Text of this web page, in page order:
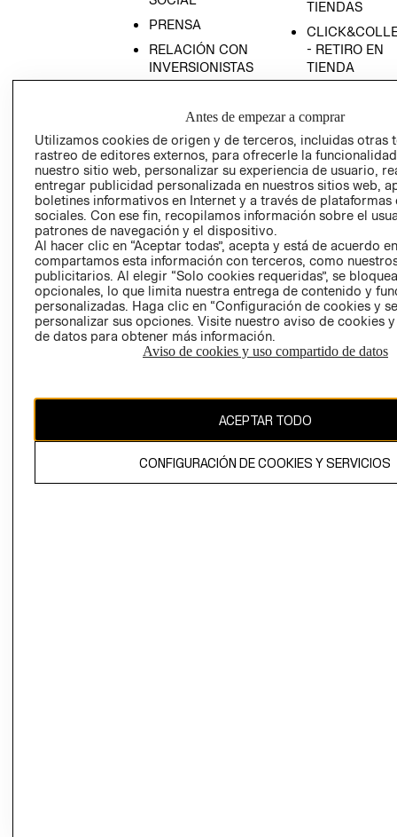
PRENSA
RELACIÓN CON
INVERSIONISTAS
EMPRESARIAL
TIENDAS
- RETIRO EN
TIENDA
AVISO DE
PRIVACIDAD
GIFT CARD
AVISO DE
COOKIES
Uruguay ($U)
El contenido de esta página web está protegido por copyright y es
propiedad de H&M Hennes & Mauritz AB.
Antes de empezar a comprar
Utilizamos cookies de origen y de terceros, incluidas otras
rastreo de editores externos, para ofrecerle la
nuestro sitio web, personalizar su experiencia de usuario,
entregar publicidad personalizada en nuestros sitios web,
boletines informativos en Internet y a través de plataformas
sociales. Con ese fin, recopilamos información sobre el
patrones de navegación y el dispositivo.
Al hacer clic en “Aceptar todas”, acepta y está de acuerdo
compartamos esta información con terceros, como
publicitarios. Al elegir “Solo cookies requeridas”, se
opcionales, lo que limita nuestra entrega de contenido y
personalizadas. Haga clic en “Configuración de cookies y
personalizar sus opciones. Visite nuestro aviso de cookies
de datos para obtener más información.
Aviso de cookies y uso compartido de datos
ACEPTAR TODO
CONFIGURACIÓN DE COOKIES Y SERVICIOS